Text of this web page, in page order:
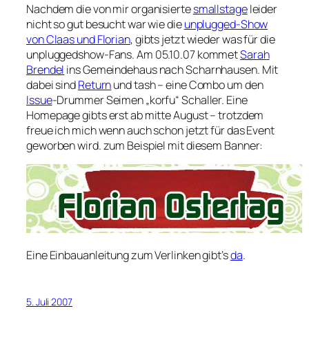
Nachdem die von mir organisiertesmallstageleider
nicht so gut besucht war wie dieunplugged-Show
von Claas und Florian, gibts jetzt wieder was für die
unpluggedshow-Fans. Am 05.10.07 kommetSarah
Brendel ins Gemeindehaus nach Scharnhausen. Mit
dabei sindReturnund tash – eine Combo um den
Issue-Drummer Seimen „korfu“ Schaller. Eine
Homepage gibts erst ab mitte August – trotzdem
freue ich mich wenn auch schon jetzt für das Event
geworben wird. zum Beispiel mit diesem Banner:
Eine Einbauanleitung zum Verlinken gibt’sda.
5. Juli 2007